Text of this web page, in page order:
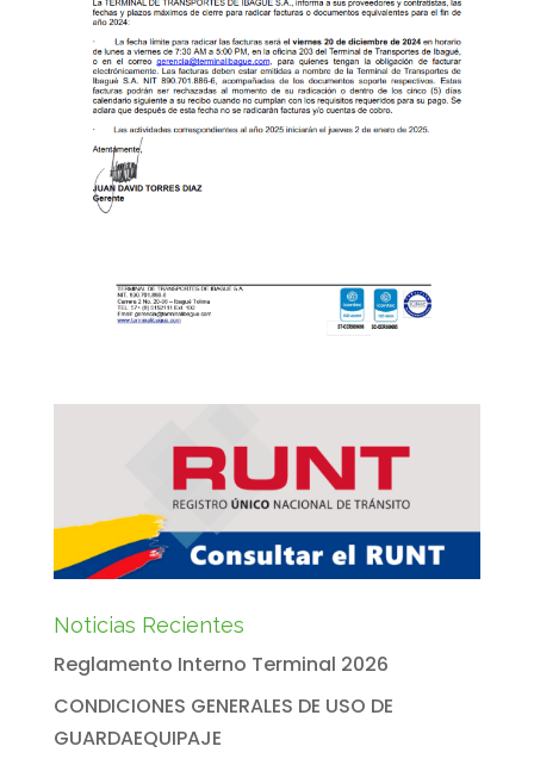
Noticias Recientes
Reglamento Interno Terminal 2026
CONDICIONES GENERALES DE USO DE
GUARDAEQUIPAJE